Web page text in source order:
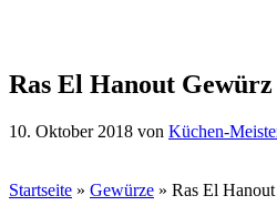
Ras El Hanout
10. Oktober 2018 von Küchen-
Startseite » Gewürze » Ras El